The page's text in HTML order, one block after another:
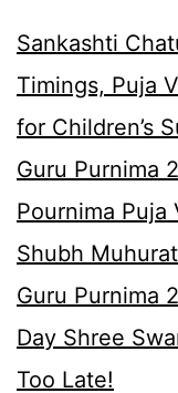
Sankashti
Timings, Puja
for Children’s
Guru Purnima
Pournima Puja
Shubh Muhurat
Guru Purnima
Day Shree
Too Late!